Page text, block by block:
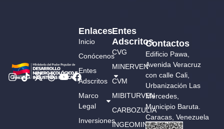
Entes
Adscritos
CVG
MINERVEN
CVM
MIBITURVEN
CARBOZULIA
INGEOMIN
Enlaces
Inicio
Conócenos
Entes
Adscritos
Marco
Legal
Inversiones
Contactos
Edificio Pawa,
Avenida Veracruz
con calle Cali,
Urbanización Las
Mercedes,
Municipio Baruta.
Caracas, Venezuela